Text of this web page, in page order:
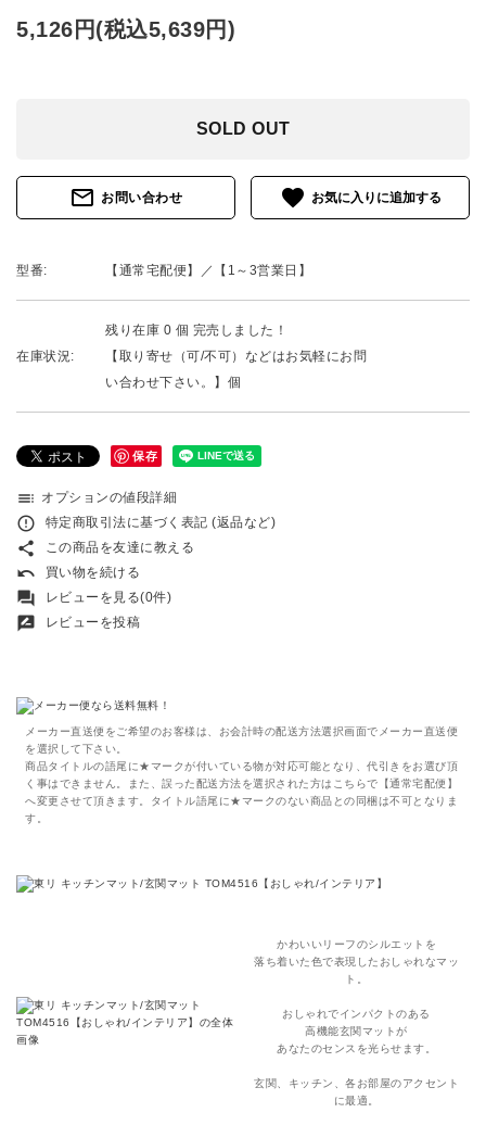
5,126円(税込5,639円)
SOLD OUT
mail_outline お問い合わせ favorite
型番: 【通常宅配便】／【1～3営業日】
在庫状況:
残り在庫 0 個 完売しました！
【取り寄せ（可/不可）などはお気軽にお問
い合わせ下さい。】個
保存
toc オプションの値段詳細
error_outline 特定商取引法に基づく表記 (返品など)
share この商品を友達に教える
undo 買い物を続ける
forum レビューを見る(0件)
rate_review レビューを投稿
メーカー直送便をご希望のお客様は、お会計時の配送方法選択画面でメーカー直送便
を選択して下さい。
商品タイトルの語尾に★マークが付いている物が対応可能となり、代引きをお選び頂
く事はできません。また、誤った配送方法を選択された方はこちらで【通常宅配便】
へ変更させて頂きます。タイトル語尾に★マークのない商品との同梱は不可となりま
す。
かわいいリーフのシルエットを
落ち着いた色で表現したおしゃれなマッ
ト。
おしゃれでインパクトのある
高機能玄関マットが
あなたのセンスを光らせます。
玄関、キッチン、各お部屋のアクセント
に最適。